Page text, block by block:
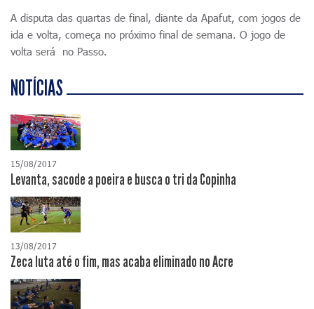
A disputa das quartas de final, diante da Apafut, com jogos de
ida e volta, começa no próximo final de semana. O jogo de
volta será no Passo.
NOTÍCIAS
15/08/2017
Levanta, sacode a poeira e busca o tri da Copinha
13/08/2017
Zeca luta até o fim, mas acaba eliminado no Acre